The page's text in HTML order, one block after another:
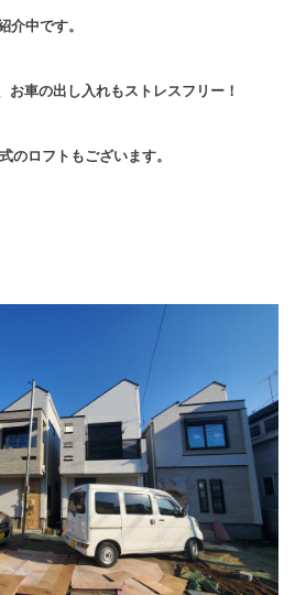
介中です。
お車の出し入れもストレスフリー！
のロフトもございます。